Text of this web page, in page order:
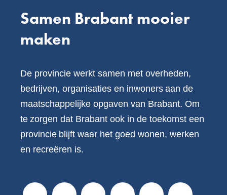
Samen Brabant mooier
maken
De provincie werkt samen met overheden,
bedrijven, organisaties en inwoners aan de
maatschappelijke opgaven van Brabant. Om
te zorgen dat Brabant ook in de toekomst een
provincie blijft waar het goed wonen, werken
en recreëren is.